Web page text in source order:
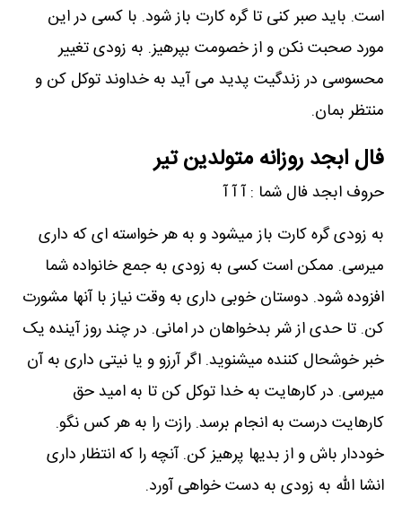
است. باید صبر کنی تا گره کارت باز شود. با کسی در این
مورد صحبت نکن و از خصومت بپرهیز. به زودی تغییر
محسوسی در زندگیت پدید می آید به خداوند توکل کن و
منتظر بمان.
فال ابجد روزانه متولدین تیر
حروف ابجد فال شما : آ‌‌ آ ‌آ‌
به زودی گره کارت باز میشود و به هر خواسته ای که داری
میرسی. ممکن است کسی به زودی به جمع خانواده شما
افزوده شود. دوستان خوبی داری به وقت نیاز با آنها مشورت
کن. تا حدی از شر بدخواهان در امانی. در چند روز آینده یک
خبر خوشحال کننده میشنوید. اگر آرزو و یا نیتی داری به آن
میرسی. در کارهایت به خدا توکل کن تا به امید حق
کارهایت درست به انجام برسد. رازت را به هر کس نگو.
خوددار باش و از بدیها پرهیز کن. آنچه را که انتظار داری
انشا الله به زودی به دست خواهی آورد.